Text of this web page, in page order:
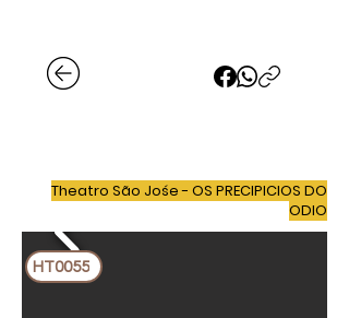
Theatro São Jośe - OS PRECIPICIOS DO
ODIO
HT0055